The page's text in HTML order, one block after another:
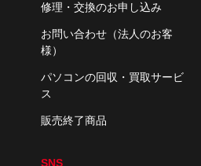
修理・交換のお申し込み
お問い合わせ（法人のお客
様）
パソコンの回収・買取サービ
ス
販売終了商品
SNS